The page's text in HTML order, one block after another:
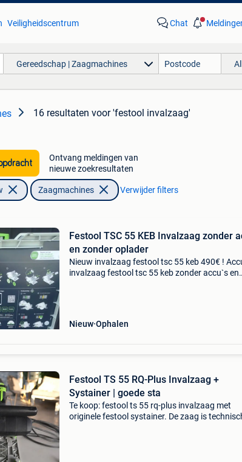
Veiligheidscentrum Chat
Gereedschap | Zaagmachines
16 resultaten voor 'festool invalzaag'
Ontvang meldingen van
nieuwe zoekresultaten
Zaagmachines Verwijder filters
Festool TSC 55 KEB Invalzaag zonder
en zonder oplader
Nieuw invalzaag festool tsc 55 keb 490€ !
invalzaag festool tsc 55 keb zonder accu`s en
Nieuw Ophalen
Festool TS 55 RQ-Plus Invalzaag +
Systainer | goede sta
Te koop: festool ts 55 rq-plus invalzaag met
originele festool systainer. De zaag is